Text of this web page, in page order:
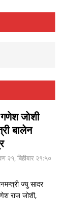
गणेश जाेशी
बालेन
२१, बिहीबार २१:५०
ज्यु सादर
राज जोशी,